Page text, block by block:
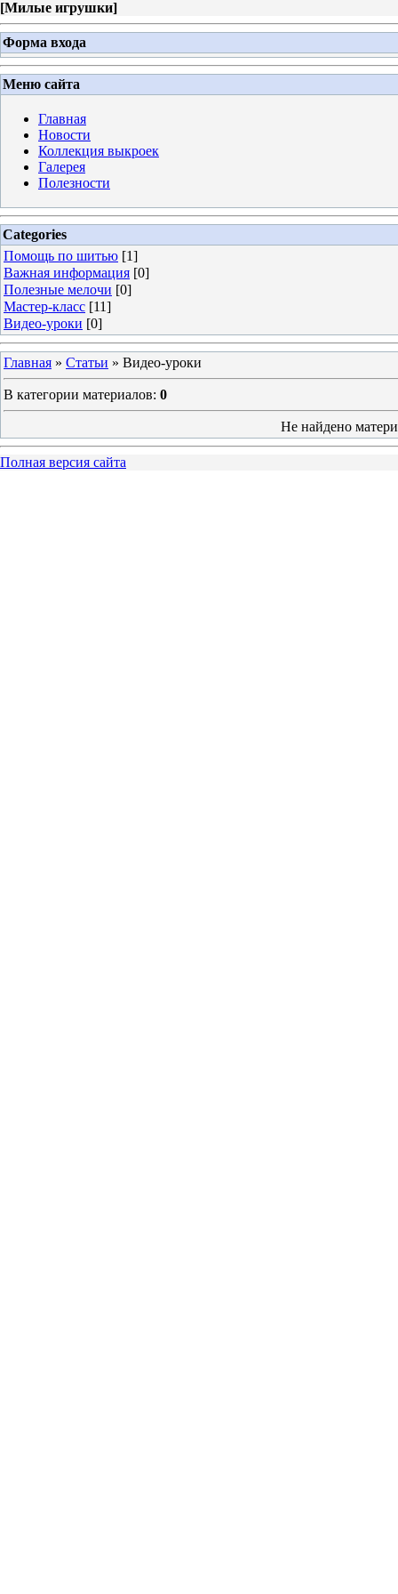
[Милые игрушки]
Форма входа
Меню сайта
Главная
Новости
Коллекция выкроек
Галерея
Полезности
Categories
Помощь по шитью [1]
Важная информация [0]
Полезные мелочи [0]
Мастер-класс [11]
Видео-уроки [0]
Главная » Статьи » Видео-уроки
В категории материалов: 0
Не найдено
Полная версия сайта